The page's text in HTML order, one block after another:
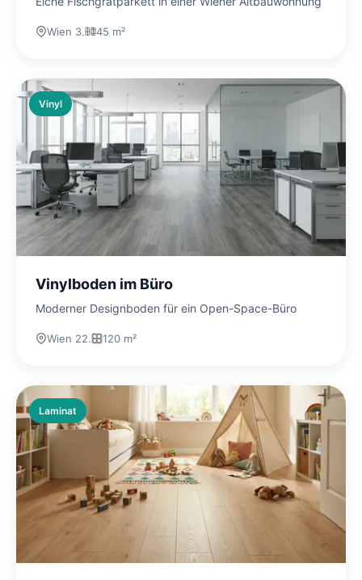
Wien 3. 45 m²
Vinyl
Vinylboden im Büro
Moderner Designboden für ein Open-Space-Büro
Wien 22. 120 m²
Laminat